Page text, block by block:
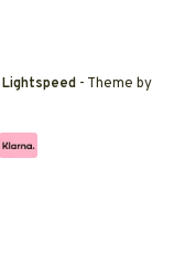
Lightspeed - Theme by